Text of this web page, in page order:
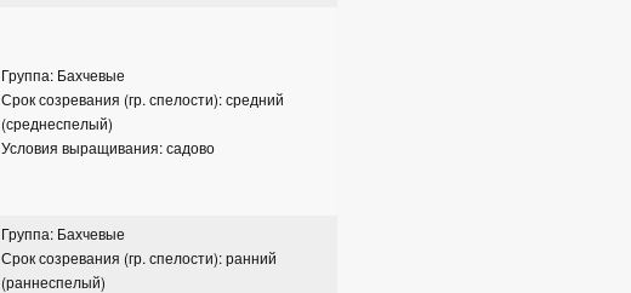
Группа: Бахчевые
Срок созревания (гр. спелости): средний
(среднеспелый)
Условия выращивания: садово
Группа: Бахчевые
Срок созревания (гр. спелости): ранний
(раннеспелый)